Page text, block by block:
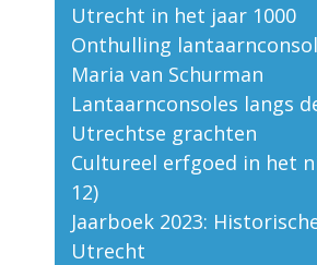
Utrecht in het jaar 1000
Onthulling
Maria van Schurman
Lantaarnconsoles langs
Utrechtse grachten
Cultureel erfgoed in het
12)
Jaarboek 2023:
Utrecht